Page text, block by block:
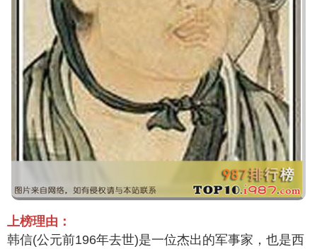
上榜理由：
韩信(公元前196年去世)是一位杰出的军事家，也是西